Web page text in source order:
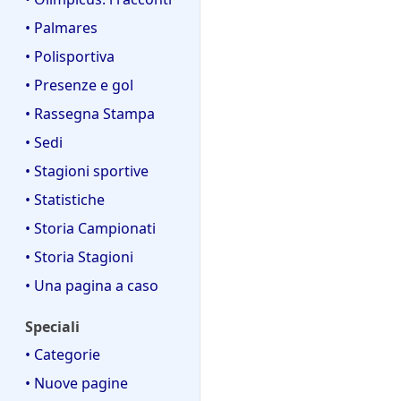
• Palmares
• Polisportiva
• Presenze e gol
• Rassegna Stampa
• Sedi
• Stagioni sportive
• Statistiche
• Storia Campionati
• Storia Stagioni
• Una pagina a caso
Speciali
• Categorie
• Nuove pagine